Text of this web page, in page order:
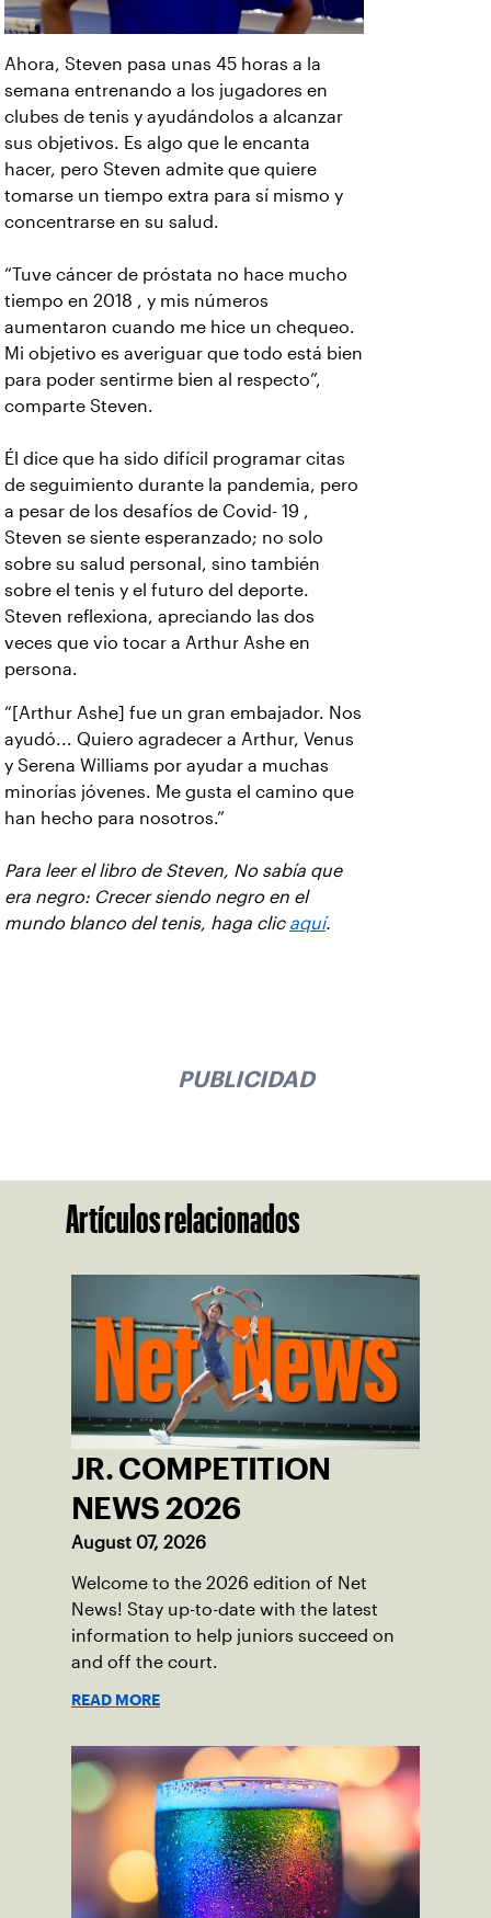
Ahora, Steven pasa unas 45 horas a la
semana entrenando a los jugadores en
clubes de tenis y ayudándolos a alcanzar
sus objetivos. Es algo que le encanta
hacer, pero Steven admite que quiere
tomarse un tiempo extra para sí mismo y
concentrarse en su salud.
“Tuve cáncer de próstata no hace mucho
tiempo en 2018 , y mis números
aumentaron cuando me hice un chequeo.
Mi objetivo es averiguar que todo está bien
para poder sentirme bien al respecto”,
comparte Steven.
Él dice que ha sido difícil programar citas
de seguimiento durante la pandemia, pero
a pesar de los desafíos de Covid- 19 ,
Steven se siente esperanzado; no solo
sobre su salud personal, sino también
sobre el tenis y el futuro del deporte.
Steven reflexiona, apreciando las dos
veces que vio tocar a Arthur Ashe en
persona.
“[Arthur Ashe] fue un gran embajador. Nos
ayudó... Quiero agradecer a Arthur, Venus
y Serena Williams por ayudar a muchas
minorías jóvenes. Me gusta el camino que
han hecho para nosotros.”
Para leer el libro de Steven, No sabía que
era negro: Crecer siendo negro en el
mundo blanco del tenis, haga clic aquí.
PUBLICIDAD
Artículos relacionados
JR. COMPETITION
NEWS 2026
August 07, 2026
Welcome to the 2026 edition of Net
News! Stay up-to-date with the latest
information to help juniors succeed on
and off the court.
READ MORE